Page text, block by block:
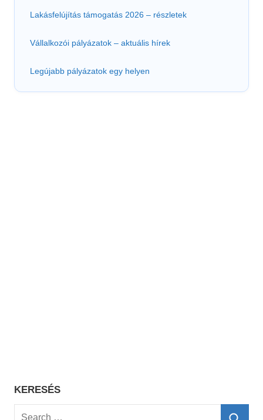
Lakásfelújítás támogatás 2026 – részletek
Vállalkozói pályázatok – aktuális hírek
Legújabb pályázatok egy helyen
KERESÉS
Search